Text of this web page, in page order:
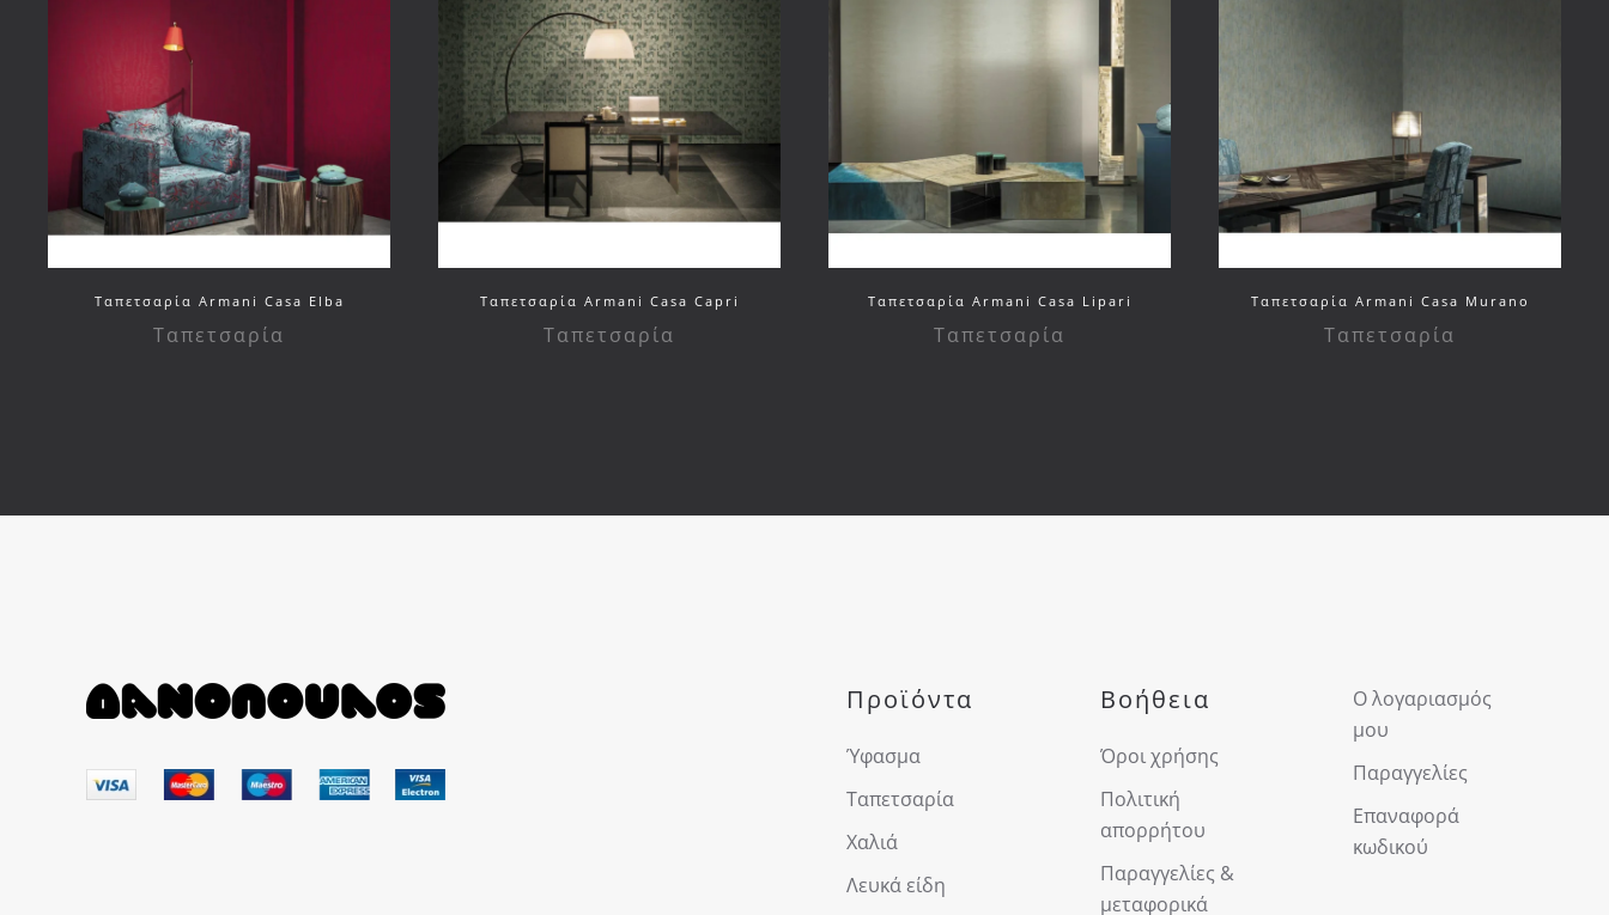
Ταπετσαρία Armani Casa Elba
Ταπετσαρία
Ταπετσαρία Armani Casa Capri
Ταπετσαρία
Ταπετσαρία Armani Casa Lipari
Ταπετσαρία
Ταπετσαρία Armani Casa Murano
Ταπετσαρία
Προϊόντα
Ύφασμα
Ταπετσαρία
Χαλιά
Λευκά είδη
Βοήθεια
Όροι χρήσης
Πολιτική
απορρήτου
Παραγγελίες &
μεταφορικά
Ο λογαριασμός
μου
Παραγγελίες
Επαναφορά
κωδικού